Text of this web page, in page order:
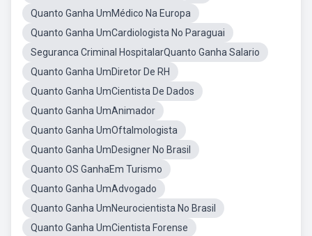
Quanto Ganha UmMédico Na Europa
Quanto Ganha UmCardiologista No Paraguai
Seguranca Criminal HospitalarQuanto Ganha Salario
Quanto Ganha UmDiretor De RH
Quanto Ganha UmCientista De Dados
Quanto Ganha UmAnimador
Quanto Ganha UmOftalmologista
Quanto Ganha UmDesigner No Brasil
Quanto OS GanhaEm Turismo
Quanto Ganha UmAdvogado
Quanto Ganha UmNeurocientista No Brasil
Quanto Ganha UmCientista Forense